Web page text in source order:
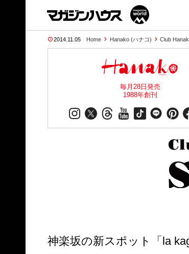
2014.11.05 Home Hanako (ハナコ) Club
毎月28日発売
1988年創刊
神楽坂の新スポット「la